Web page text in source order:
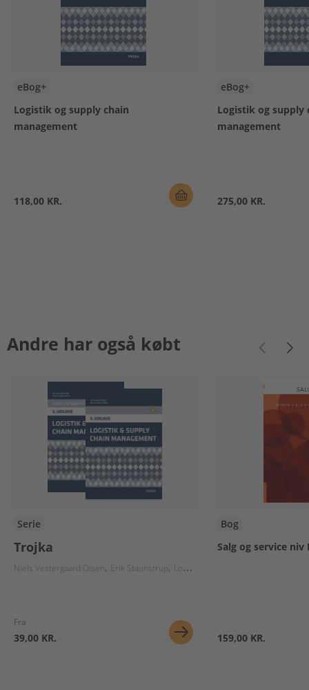
eBog+
Logistik og supply chain
management
118,00 KR.
eBog+
Logistik og supply
management
275,00 KR.
Andre har også købt
Serie
Trojka
Niels Vestergaard Olsen Erik Staunstrup Lone Hermann
Fra
39,00 KR.
Bog
Salg og service niv
159,00 KR.